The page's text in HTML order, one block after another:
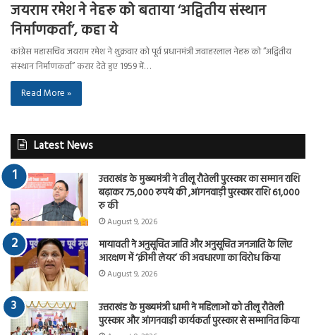
जयराम रमेश ने नेहरू को बताया ‘अद्वितीय संस्थान
निर्माणकर्ता’, कहा ये
कांग्रेस महासचिव जयराम रमेश ने शुक्रवार को पूर्व प्रधानमंत्री जवाहरलाल नेहरू को “अद्वितीय
संस्थान निर्माणकर्ता” करार देते हुए 1959 में…
Read More »
Latest News
उत्तराखंड के मुख्यमंत्री ने तीलू रौतेली पुरस्कार का सम्मान राशि
बढ़ाकर 75,000 रुपये की ,आंगनवाड़ी पुरस्कार राशि 61,000
रु की
August 9, 2026
मायावती ने अनुसूचित जाति और अनुसूचित जनजाति के लिए
आरक्षण में ‘क्रीमी लेयर’ की अवधारणा का विरोध किया
August 9, 2026
उत्तराखंड के मुख्यमंत्री धामी ने महिलाओं को तीलू रौतेली
पुरस्कार और आंगनवाड़ी कार्यकर्ता पुरस्कार से सम्मानित किया